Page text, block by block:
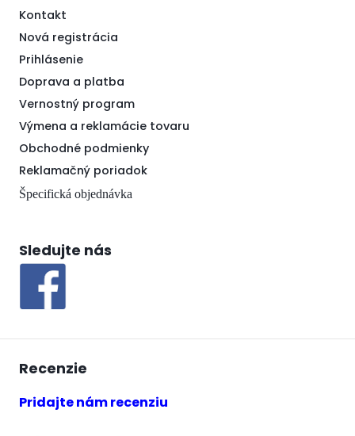
Kontakt
Nová registrácia
Prihlásenie
Doprava a platba
Vernostný program
Výmena a reklamácie tovaru
Obchodné podmienky
Reklamačný poriadok
Špecifická objednávka
Sledujte nás
Recenzie
Pridajte nám recenziu